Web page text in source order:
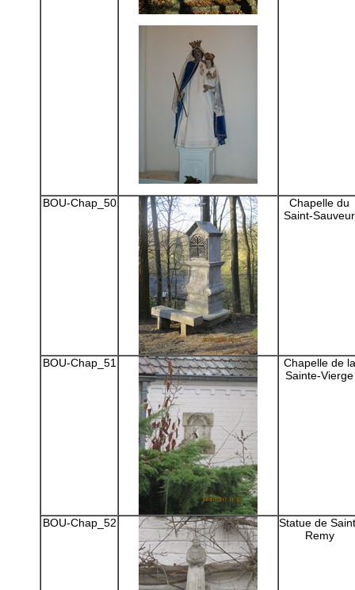
BOU-Chap_50
Chapelle du
Saint-Sauveur
BOU-Chap_51
Chapelle de la
Sainte-Vierge
BOU-Chap_52
Statue de
Remy